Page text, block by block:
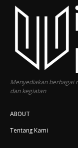
Menyediakan berbagai
dan kegiatan
ABOUT
Tentang Kami